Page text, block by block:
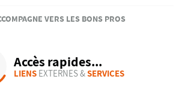
VERS LES BONS PROS
Accès rapides...
LIENSEXTERNES &SERVICES